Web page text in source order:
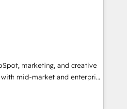
HubSpot Marketplace
Became a HubSpot
API Integration project... ⬅️
⬅️ to access 150+ Kickstart
put HubSpot in the center
or
or Paypal 💰 Sage or
Microsoft ✍️ DocuSign or
Integrations"
marketing, and creative
mid-market and enterprise
and teams that turn